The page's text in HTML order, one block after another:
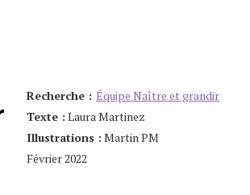
Recherche : Équipe Naître et grandir
Texte : Laura Martinez
Illustrations : Martin PM
Février 2022